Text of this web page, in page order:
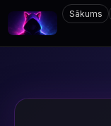
Sākums